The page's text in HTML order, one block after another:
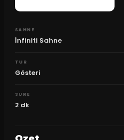
SAHNE
İnfiniti Sahne
TUR
Gösteri
SURE
2 dk